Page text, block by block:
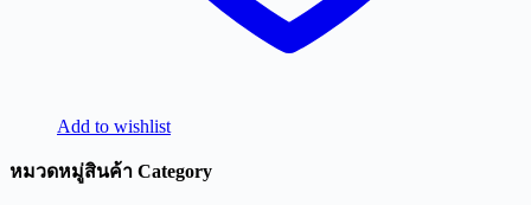
Add to wishlist
หมวดหมู่สินค้า Category